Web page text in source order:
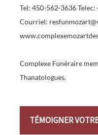
Tel: 450-562-3636
Courriel:
Complexe Funéraire
Thanatologues.
TÉMOIGNER